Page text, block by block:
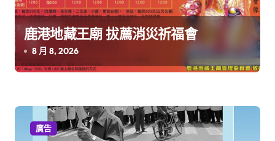
鹿港地藏王廟 拔薦消災祈福會
8 月 8, 2026
廣告